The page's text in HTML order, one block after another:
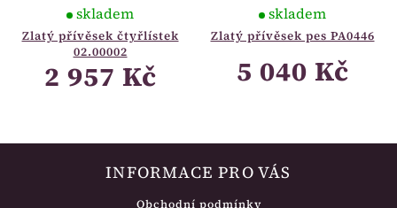
Zlatý přívěsek čtyřlístek
02.00002
skladem
2 957 Kč
Zlatý přívěsek pes PA0446
skladem
5 040 Kč
INFORMACE PRO VÁS
Obchodní podmínky